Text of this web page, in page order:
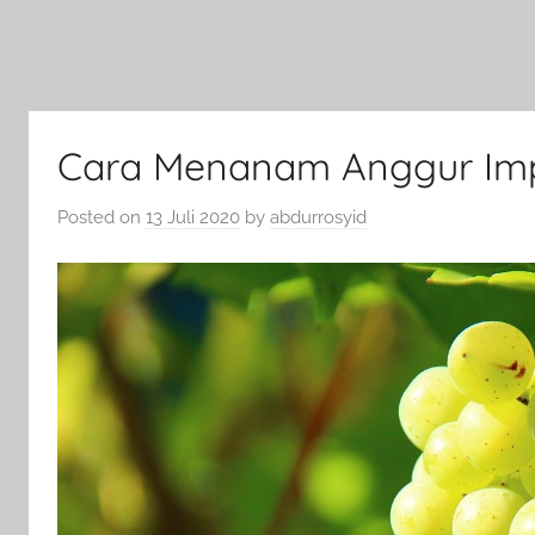
Cara Menanam Anggur
Posted on 13 Juli 2020 by abdurrosyid